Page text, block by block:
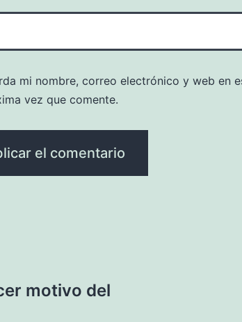
mi nombre, correo electrónico y web en
vez que comente.
motivo del